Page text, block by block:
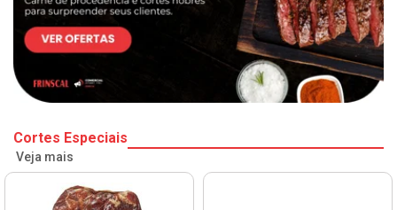
Cortes Especiais
Veja mais